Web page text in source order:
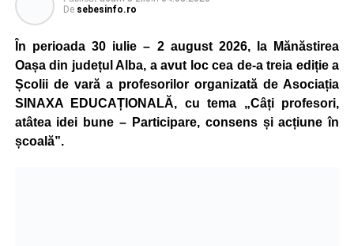
De sebesinfo.ro
În perioada 30 iulie – 2 august 2026, la Mănăstirea
Oașa din județul Alba, a avut loc cea de-a treia ediție a
Școlii de vară a profesorilor organizată de Asociația
SINAXA EDUCAȚIONALĂ, cu tema „Câți profesori,
atâtea idei bune – Participare, consens și acțiune în
școală”.